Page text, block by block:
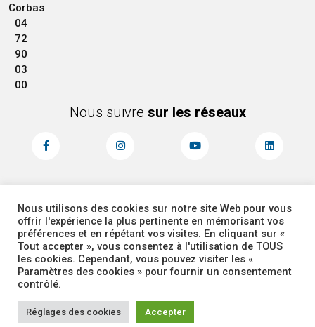
Corbas
04
72
90
03
00
Nous suivre sur les réseaux
MENTIONS LÉGALES
PLAN DU SITE
ACCESSIBILITÉ
ADMINISTRATEUR
COOKIES
Corbas 2026 Tous droits réservés -
Nous utilisons des cookies sur notre site Web pour vous
offrir l'expérience la plus pertinente en mémorisant vos
préférences et en répétant vos visites. En cliquant sur «
Tout accepter », vous consentez à l'utilisation de TOUS
les cookies. Cependant, vous pouvez visiter les «
Paramètres des cookies » pour fournir un consentement
contrôlé.
Réglages des cookies Accepter